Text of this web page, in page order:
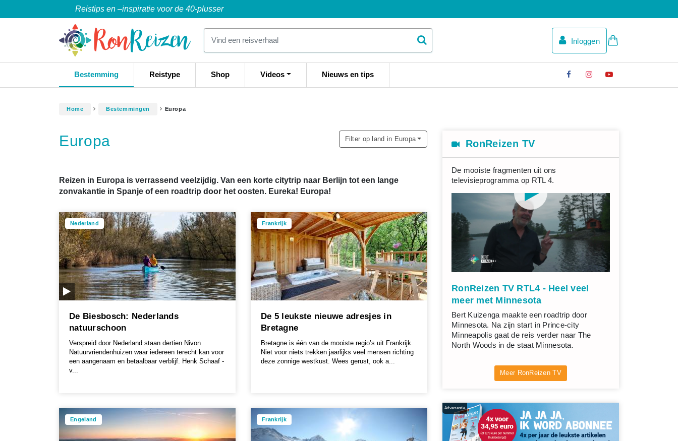
Reistips en –inspiratie voor de 40-plusser
Inloggen
Bestemming Reistype Shop Videos Nieuws en tips
Home Bestemmingen Europa
Europa Filter op land in Europa
Reizen in Europa is verrassend veelzijdig. Van een korte citytrip naar Berlijn tot een lange
zonvakantie in Spanje of een roadtrip door het oosten. Eureka! Europa!
Nederland
De Biesbosch: Nederlands
natuurschoon
Verspreid door Nederland staan dertien Nivon
Natuurvriendenhuizen waar iedereen terecht kan voor
een aangenaam en betaalbaar verblijf. Henk Schaaf -
v...
Frankrijk
De 5 leukste nieuwe adresjes in
Bretagne
Bretagne is één van de mooiste regio’s uit Frankrijk.
Niet voor niets trekken jaarlijks veel mensen richting
deze zonnige westkust. Wees gerust, ook a...
Engeland Frankrijk
RonReizen TV
De mooiste fragmenten uit ons
televisieprogramma op RTL 4.
RonReizen TV RTL4 - Heel veel
meer met Minnesota
Bert Kuizenga maakte een roadtrip door
Minnesota. Na zijn start in Prince-city
Minneapolis gaat de reis verder naar The
North Woods in de staat Minnesota.
Meer RonReizen TV
Advertentie